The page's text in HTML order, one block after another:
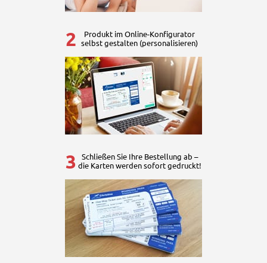
2
Produkt im Online-Konfigurator
selbst gestalten (personalisieren)
3
Schließen Sie Ihre Bestellung ab –
die Karten werden sofort gedruckt!